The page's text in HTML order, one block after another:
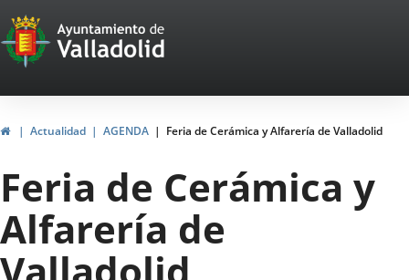
Portal
Web
del
Ayuntamiento
de
Valladolid
InicioActualidad AGENDA Feria de Cerámica y Alfarería de Valladolid
Feria de Cerámica y
Alfarería de